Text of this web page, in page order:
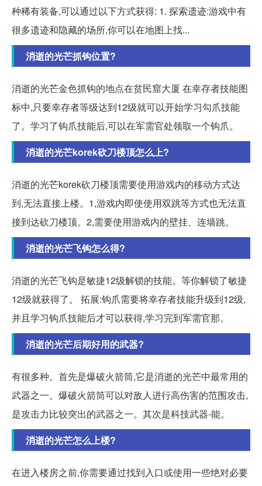
种稀有装备,可以通过以下方式获得: 1. 探索遗迹:游戏中有
很多遗迹和隐藏的场所,你可以在地图上找...
消逝的光芒抓钩位置?
消逝的光芒金色抓钩的地点在贫民窟大厦 在幸存者技能图
标中,只要幸存者等级达到12级就可以开始学习勾爪技能
了。学习了钩爪技能后,可以在军需官处领取一个钩爪。
消逝的光芒korek砍刀楼顶怎么上?
消逝的光芒korek砍刀楼顶需要使用游戏内的移动方式达
到,无法直接上楼。1,游戏内即使使用双跳等方式也无法直
接到达砍刀楼顶。2,需要使用游戏内的壁挂、连墙跳。
消逝的光芒飞钩怎么得?
消逝的光芒飞钩是敏捷12级解锁的技能。等你解锁了敏捷
12级就获得了。 拓展:钩爪需要将幸存者技能升级到12级,
并且学习钩爪技能后才可以获得,学习完到军需官那。
消逝的光芒后期好用的武器?
有很多种。首先是爆破火箭筒,它是消逝的光芒中最常用的
武器之一。爆破火箭筒可以对敌人进行高伤害的范围攻击,
是攻击力比较突出的武器之一。其次是科技武器-能。
消逝的光芒怎么上楼?
在进入楼房之前,你需要通过找到入口或使用一些绝对必要